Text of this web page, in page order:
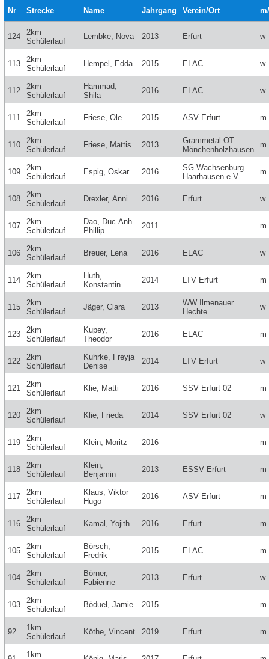
Nr Strecke Name Jahrgang Verein/Ort
124
2km
Schülerlauf
Lembke, Nova 2013 Erfurt w
113
2km
Schülerlauf
Hempel, Edda 2015 ELAC w
112
2km
Schülerlauf
Hammad,
Shila
2016 ELAC w
111
2km
Schülerlauf
Friese, Ole 2015 ASV Erfurt m
110
2km
Schülerlauf
Friese, Mattis 2013
Grammetal OT
Mönchenholzhausen
m
109
2km
Schülerlauf
Espig, Oskar 2016
SG Wachsenburg
Haarhausen e.V.
m
108
2km
Schülerlauf
Drexler, Anni 2016 Erfurt w
107
2km
Schülerlauf
Dao, Duc Anh
Phillip
2011 m
106
2km
Schülerlauf
Breuer, Lena 2016 ELAC w
114
2km
Schülerlauf
Huth,
Konstantin
2014 LTV Erfurt m
115
2km
Schülerlauf
Jäger, Clara 2013
WW Ilmenauer
Hechte
w
123
2km
Schülerlauf
Kupey,
Theodor
2016 ELAC m
122
2km
Schülerlauf
Kuhrke, Freyja
Denise
2014 LTV Erfurt w
121
2km
Schülerlauf
Klie, Matti 2016 SSV Erfurt 02 m
120
2km
Schülerlauf
Klie, Frieda 2014 SSV Erfurt 02 w
119
2km
Schülerlauf
Klein, Moritz 2016 m
118
2km
Schülerlauf
Klein,
Benjamin
2013 ESSV Erfurt m
117
2km
Schülerlauf
Klaus, Viktor
Hugo
2016 ASV Erfurt m
116
2km
Schülerlauf
Kamal, Yojith 2016 Erfurt m
105
2km
Schülerlauf
Börsch,
Fredrik
2015 ELAC m
104
2km
Schülerlauf
Börner,
Fabienne
2013 Erfurt w
103
2km
Schülerlauf
Böduel, Jamie 2015 m
92
1km
Schülerlauf
Köthe, Vincent 2019 Erfurt m
1km